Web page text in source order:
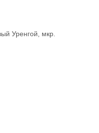
Уренгой, мкр.